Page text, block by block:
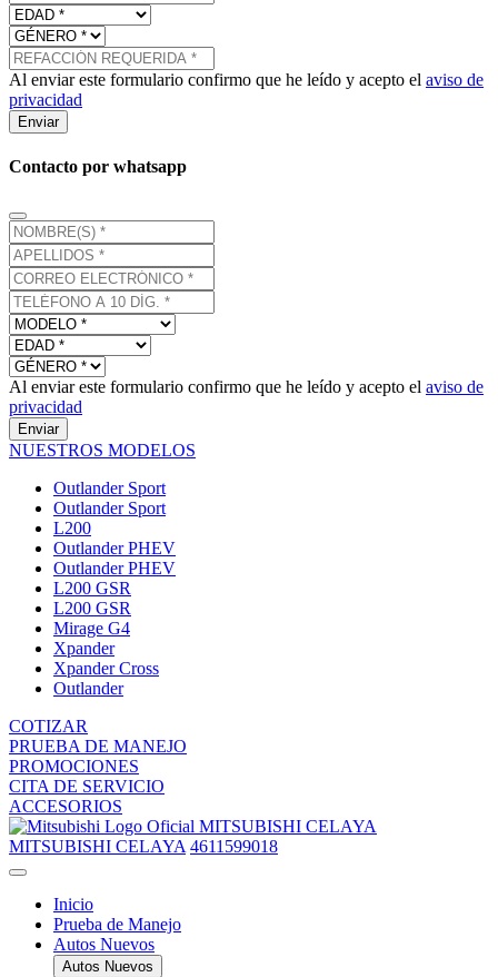
Al enviar este formulario confirmo que he leído y acepto el aviso de
privacidad
Enviar
Contacto por whatsapp
Al enviar este formulario confirmo que he leído y acepto el aviso de
privacidad
Enviar
NUESTROS MODELOS
Outlander Sport
Outlander Sport
L200
Outlander PHEV
Outlander PHEV
L200 GSR
L200 GSR
Mirage G4
Xpander
Xpander Cross
Outlander
COTIZAR
PRUEBA DE MANEJO
PROMOCIONES
CITA DE SERVICIO
ACCESORIOS
MITSUBISHI CELAYA
MITSUBISHI CELAYA 4611599018
Inicio
Prueba de Manejo
Autos Nuevos
Autos Nuevos